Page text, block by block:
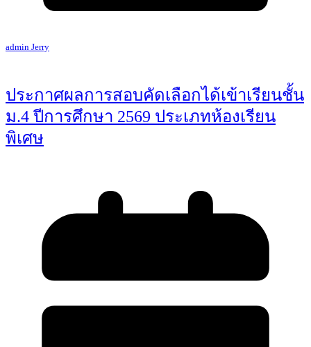
admin Jerry
ประกาศผลการสอบคัดเลือกได้เข้าเรียนชั้น
ม.4 ปีการศึกษา 2569 ประเภทห้องเรียน
พิเศษ